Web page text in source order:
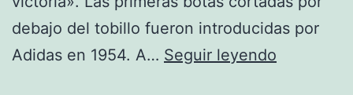
debajo del tobillo fueron introducidas por
Adidas en 1954. A… Seguir leyendo